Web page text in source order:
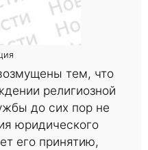
тем, что
религиозной
до сих пор не
юридического
его принятию,